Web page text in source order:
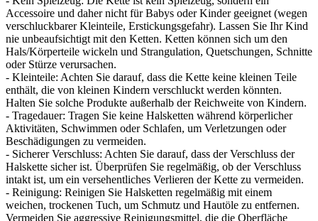
Accessoire und daher nicht für Babys oder Kinder geeignet (wegen
verschluckbarer Kleinteile, Erstickungsgefahr). Lassen Sie Ihr Kind
nie unbeaufsichtigt mit den Ketten. Ketten können sich um den
Hals/Körperteile wickeln und Strangulation, Quetschungen, Schnitte
oder Stürze verursachen.
- Kleinteile: Achten Sie darauf, dass die Kette keine kleinen Teile
enthält, die von kleinen Kindern verschluckt werden könnten.
Halten Sie solche Produkte außerhalb der Reichweite von Kindern.
- Tragedauer: Tragen Sie keine Halsketten während körperlicher
Aktivitäten, Schwimmen oder Schlafen, um Verletzungen oder
Beschädigungen zu vermeiden.
- Sicherer Verschluss: Achten Sie darauf, dass der Verschluss der
Halskette sicher ist. Überprüfen Sie regelmäßig, ob der Verschluss
intakt ist, um ein versehentliches Verlieren der Kette zu vermeiden.
- Reinigung: Reinigen Sie Halsketten regelmäßig mit einem
weichen, trockenen Tuch, um Schmutz und Hautöle zu entfernen.
Vermeiden Sie aggressive Reinigungsmittel, die die Oberfläche